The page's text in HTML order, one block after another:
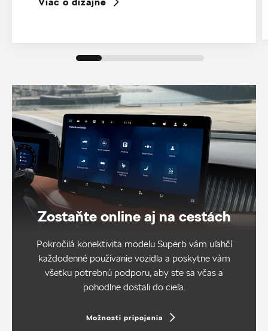
Zostaňte online aj na cestách
Pokročilá konektivita modelu Superb vám uľahčí
každodenné používanie vozidla a poskytne vám
všetku potrebnú podporu, aby ste sa včas a
pohodlne dostali do cieľa.
Možnosti pripojenia